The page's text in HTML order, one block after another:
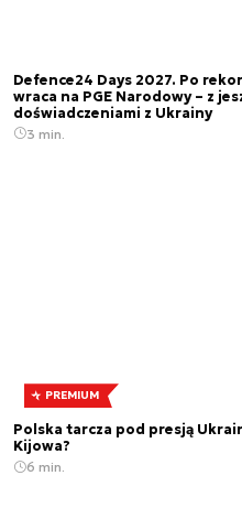
Defence24 Days 2027. Po
wraca na PGE Narodowy – z
doświadczeniami z Ukrainy
3 min.
PREMIUM
Polska tarcza pod presją
Kijowa?
6 min.